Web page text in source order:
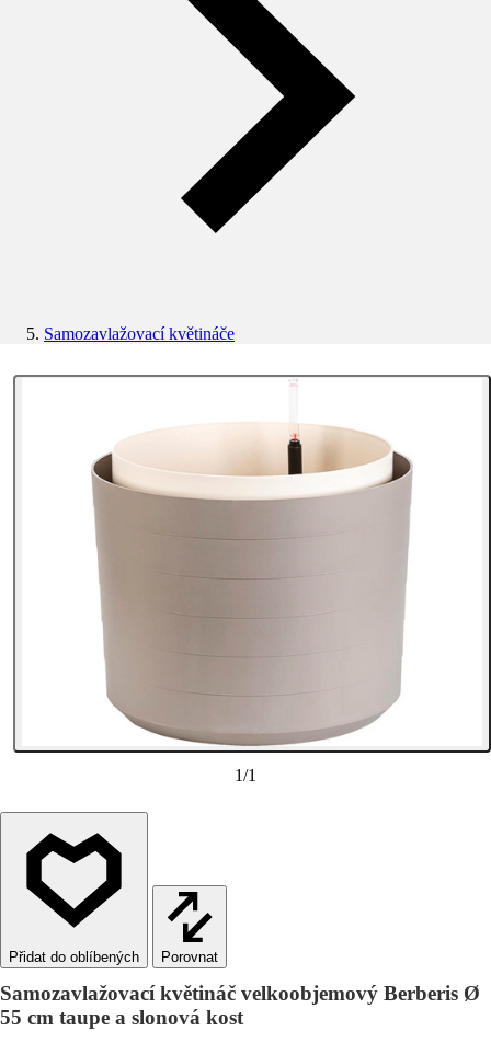
Samozavlažovací květináče
1/1
Porovnat
Samozavlažovací květináč velkoobjemový Berberis Ø
55 cm taupe a slonová kost